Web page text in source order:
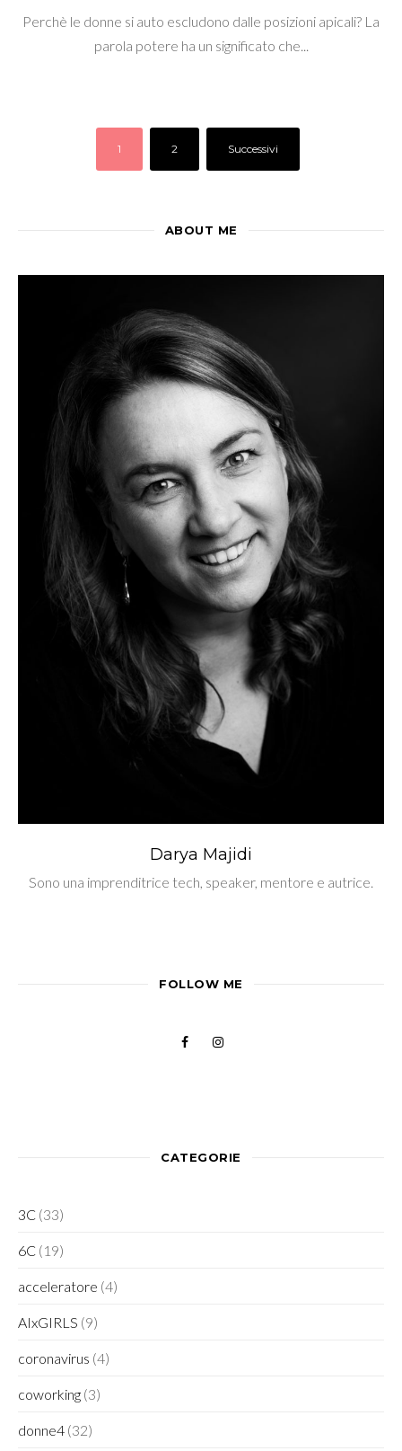
Perchè le donne si auto escludono dalle posizioni apicali? La
parola potere ha un significato che...
1 2 Successivi
ABOUT ME
Darya Majidi
Sono una imprenditrice tech, speaker, mentore e autrice.
FOLLOW ME
CATEGORIE
3C (33)
6C (19)
acceleratore (4)
AIxGIRLS (9)
coronavirus (4)
coworking (3)
donne4 (32)